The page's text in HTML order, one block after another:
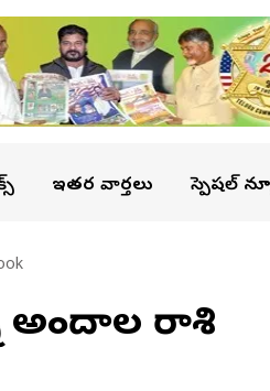
ఇతర వార్తలు స్పెషల్
అందాల రాశి